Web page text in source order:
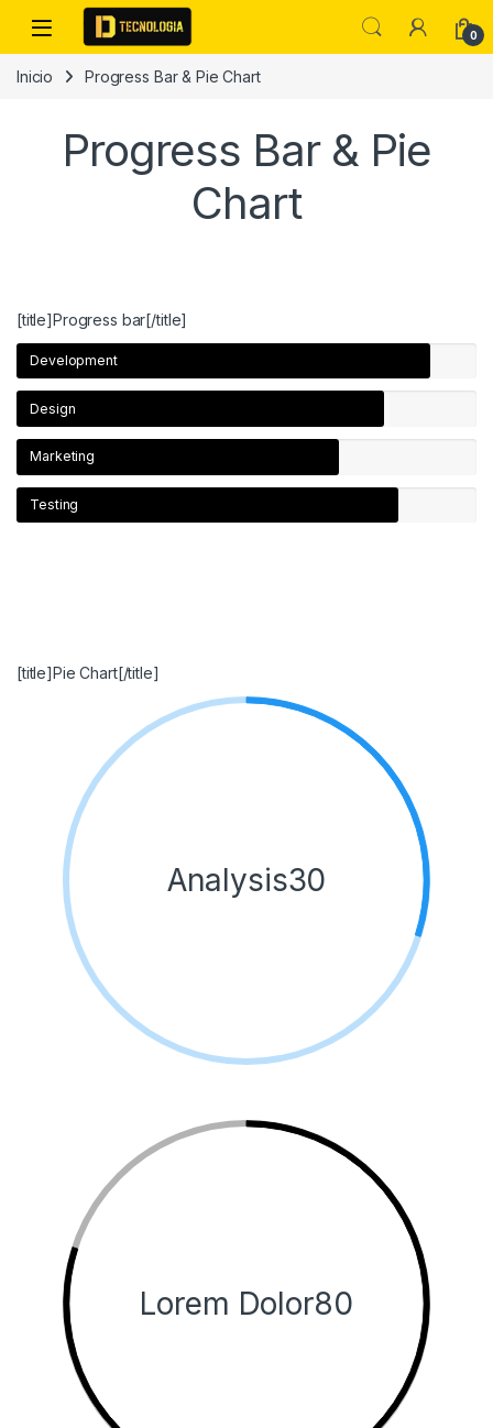
Skip to navigation
Skip to content
0
Inicio Progress Bar & Pie Chart
Progress Bar & Pie
Chart
[title]Progress bar[/title]
Development
Design
Marketing
Testing
[title]Pie Chart[/title]
Analysis30
Lorem Dolor80